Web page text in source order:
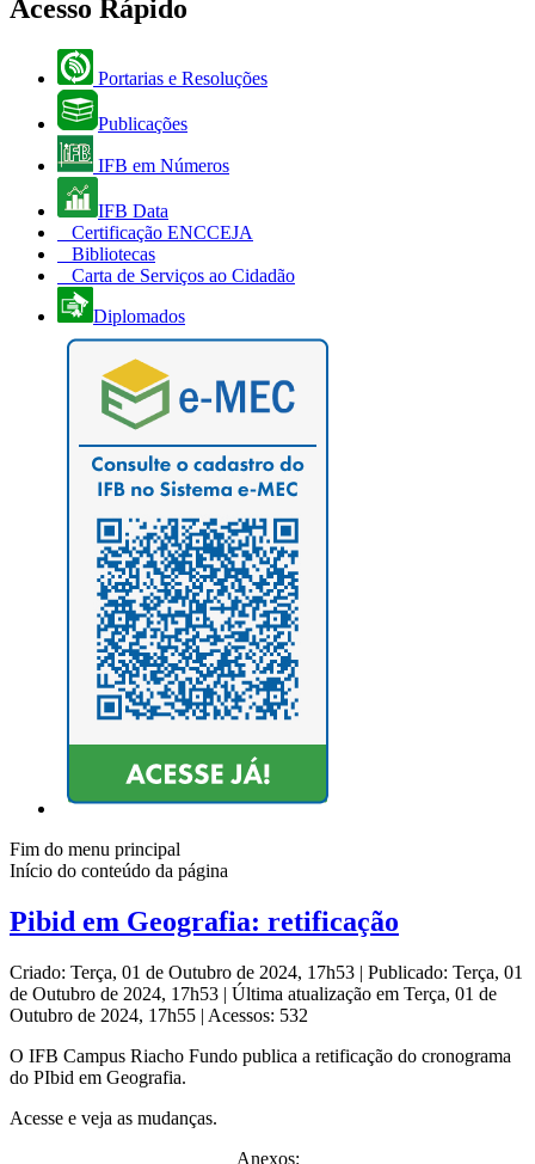
Acesso Rápido
Portarias e Resoluções
Publicações
IFB em Números
IFB Data
Certificação ENCCEJA
Bibliotecas
Carta de Serviços ao Cidadão
Diplomados
Fim do menu principal
Início do conteúdo da página
Pibid em Geografia: retificação
Criado: Terça, 01 de Outubro de 2024, 17h53 | Publicado: Terça, 01
de Outubro de 2024, 17h53 | Última atualização em Terça, 01 de
Outubro de 2024, 17h55 | Acessos: 532
O IFB Campus Riacho Fundo publica a retificação do cronograma
do PIbid em Geografia.
Acesse e veja as mudanças.
Anexos: